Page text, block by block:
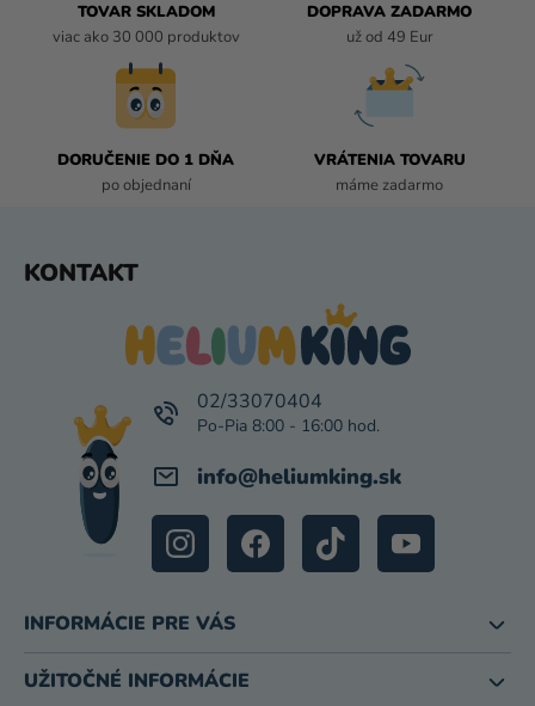
U
TOVAR SKLADOM
viac ako 30 000 produktov
DOPRAVA ZADARMO
už od 49 Eur
DORUČENIE DO 1 DŇA
po objednaní
VRÁTENIA TOVARU
máme zadarmo
KONTAKT
info@heliumking.sk
02/33070404
INFORMÁCIE PRE VÁS
UŽITOČNÉ INFORMÁCIE